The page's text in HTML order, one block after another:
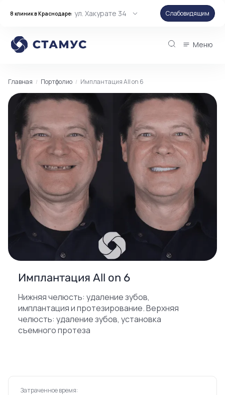
8 клиник в Краснодаре: ул. Хакурате 34 Слабовидящим
Меню
Главная Портфолио Имплантация All on 6
Имплантация All on 6
Нижняя челюсть: удаление зубов,
имплантация и протезирование. Верхняя
челюсть: удаление зубов, установка
съемного протеза
Затраченное время: